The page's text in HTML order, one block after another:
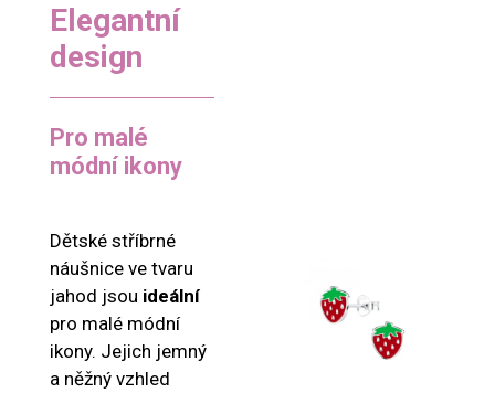
Elegantní
design
Pro malé
módní ikony
Dětské stříbrné
náušnice ve tvaru
jahod jsou ideální
pro malé módní
ikony. Jejich jemný
a něžný vzhled